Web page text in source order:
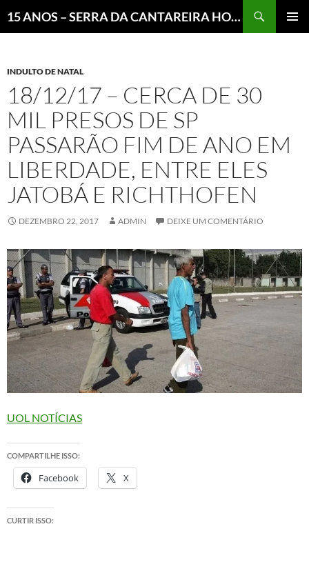
15 ANOS – SERRA DA CANTAREIRA HOJE E COTIDIANO DO BRASIL E DO MUNDO
INDULTO DE NATAL
18/12/17 – CERCA DE 30
MIL PRESOS DE SP
PASSARÃO FIM DE ANO EM
LIBERDADE, ENTRE ELES
JATOBÁ E RICHTHOFEN
DEZEMBRO 22, 2017 ADMIN DEIXE UM COMENTÁRIO
UOL NOTÍCIAS
COMPARTILHE ISSO:
Facebook X
CURTIR ISSO: